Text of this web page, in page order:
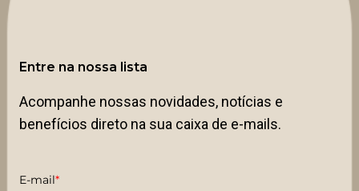
Entre na nossa lista
Acompanhe nossas novidades, notícias e
benefícios direto na sua caixa de e-mails.
E-mail*